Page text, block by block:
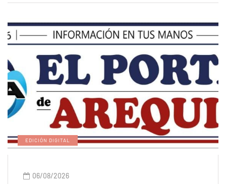
EDICIÓN DIGITAL
06/08/2026